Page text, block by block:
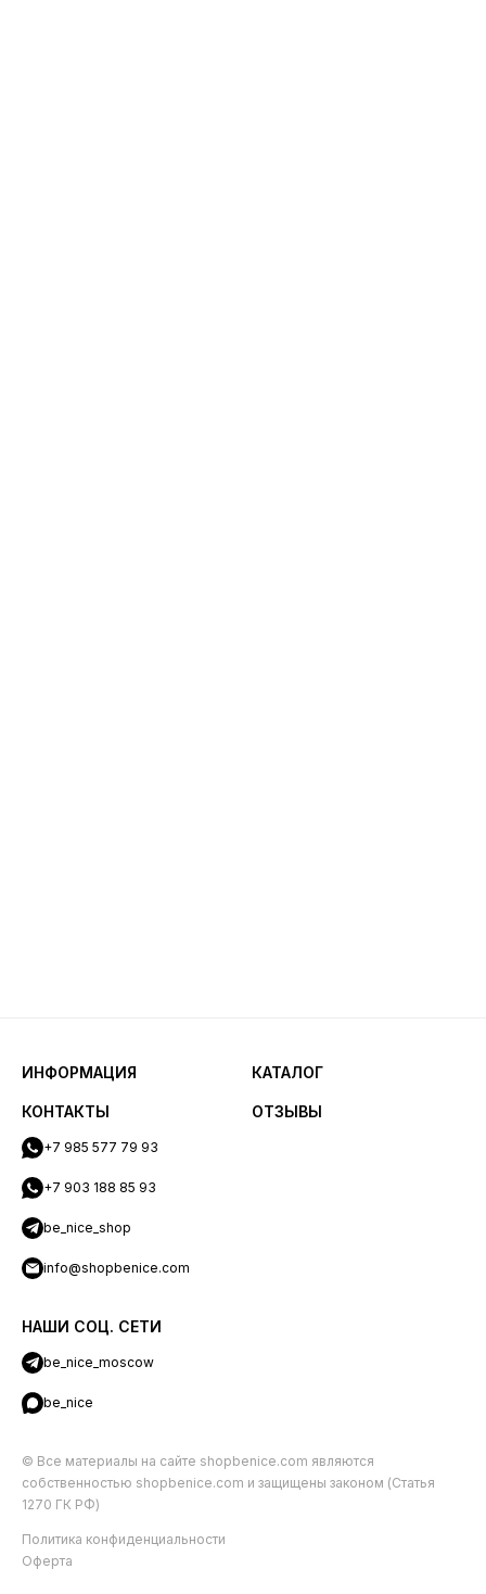
ИНФОРМАЦИЯ КАТАЛОГ
КОНТАКТЫ
+7 985 577 79 93
+7 903 188 85 93
be_nice_shop
info@shopbenice.com
НАШИ СОЦ. СЕТИ
be_nice_moscow
be_nice
ОТЗЫВЫ
© Все материалы на сайте shopbenice.com являются
собственностью shopbenice.com и защищены законом (Статья
1270 ГК РФ)
Политика конфиденциальности
Оферта